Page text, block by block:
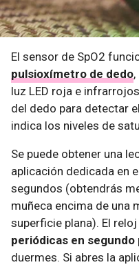
El sensor de SpO2
pulsioxímetro de dedo
luz LED roja e
del dedo para detectar
indica los niveles de
Se puede obtener una
aplicación dedicada en
segundos (obtendrás
muñeca encima de una
superficie plana). El
periódicas en segundo
duermes. Si abres la